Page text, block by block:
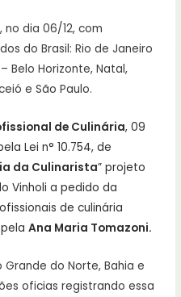
no dia 06/12, com
do Brasil: Rio de Janeiro
Belo Horizonte, Natal,
e São Paulo.
de Culinária, 09
Lei n° 10.754, de
da Culinarista” projeto
Vinholi a pedido da
de culinária
pelaAna Maria Tomazoni.
do Norte, Bahia e
oficias registrando essa